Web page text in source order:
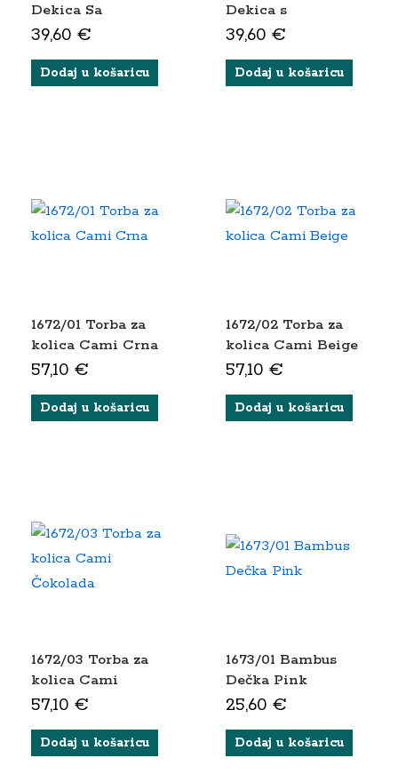
Dekica Sa
Flanelskom
Bež
39,60 €
Dodaj u košaricu
Dekica s
Flanelskom
Bež
39,60 €
Dodaj u košaricu
1672/01 Torba za
kolica Cami Crna
57,10 €
Dodaj u košaricu
1672/02 Torba za
kolica Cami Beige
57,10 €
Dodaj u košaricu
1672/03 Torba za
kolica Cami
Čokolada
57,10 €
Dodaj u košaricu
1673/01 Bambus
Dečka Pink
25,60 €
Dodaj u košaricu